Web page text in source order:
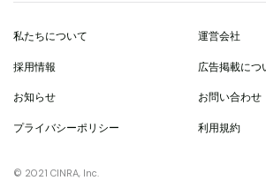
私たちについて 運営会社
採用情報 広告掲載につ
お知らせ お問い合わせ
プライバシーポリシー 利用規約
© 2021 CINRA, Inc.